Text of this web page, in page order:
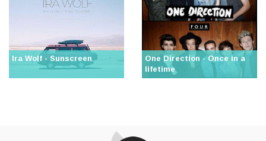
Ira Wolf - Sunscreen
One Direction - Once in a
lifetime